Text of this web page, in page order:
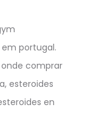
portugal.
comprar
esteroides
en